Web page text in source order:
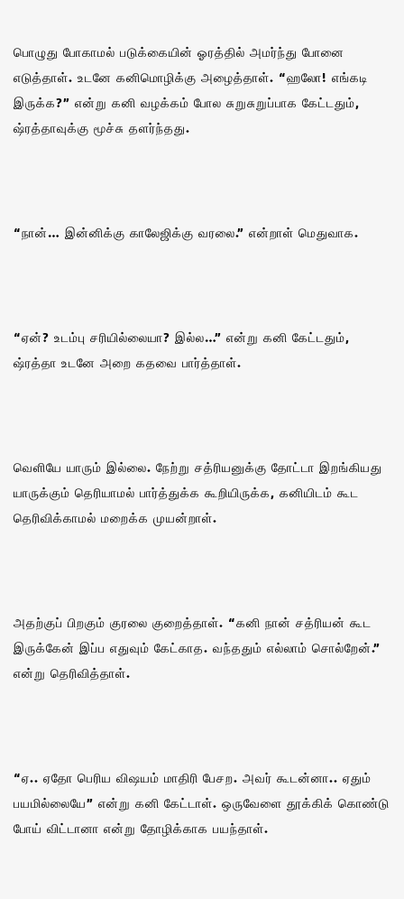
பொழுது போகாமல் படுக்கையின் ஓரத்தில் அமர்ந்து போனை
எடுத்தாள். உடனே கனிமொழிக்கு அழைத்தாள். “ஹலோ! எங்கடி
இருக்க?” என்று கனி வழக்கம் போல சுறுசுறுப்பாக கேட்டதும்,
ஷ்ரத்தாவுக்கு மூச்சு தளர்ந்தது.
“நான்… இன்னிக்கு காலேஜிக்கு வரலை.” என்றாள் மெதுவாக.
“ஏன்? உடம்பு சரியில்லையா? இல்ல…” என்று கனி கேட்டதும்,
ஷ்ரத்தா உடனே அறை கதவை பார்த்தாள்.
வெளியே யாரும் இல்லை. நேற்று சத்ரியனுக்கு தோட்டா இறங்கியது
யாருக்கும் தெரியாமல் பார்த்துக்க கூறியிருக்க, கனியிடம் கூட
தெரிவிக்காமல் மறைக்க முயன்றாள்.
அதற்குப் பிறகும் குரலை குறைத்தாள். “கனி நான் சத்ரியன் கூட
இருக்கேன் இப்ப எதுவும் கேட்காத. வந்ததும் எல்லாம் சொல்றேன்.”
என்று தெரிவித்தாள்.
“ஏ.. ஏதோ பெரிய விஷயம் மாதிரி பேசற. அவர் கூடன்னா.. ஏதும்
பயமில்லையே” என்று கனி கேட்டாள். ஒருவேளை தூக்கிக் கொண்டு
போய் விட்டானா என்று தோழிக்காக பயந்தாள்.